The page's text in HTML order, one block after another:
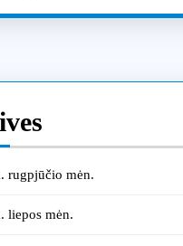
rugpjūčio mėn.
liepos mėn.